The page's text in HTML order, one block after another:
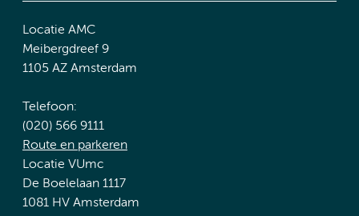
Locatie AMC
Meibergdreef 9
1105 AZ Amsterdam
Telefoon:
(020) 566 9111
Route en parkeren
Locatie VUmc
De Boelelaan 1117
1081 HV Amsterdam